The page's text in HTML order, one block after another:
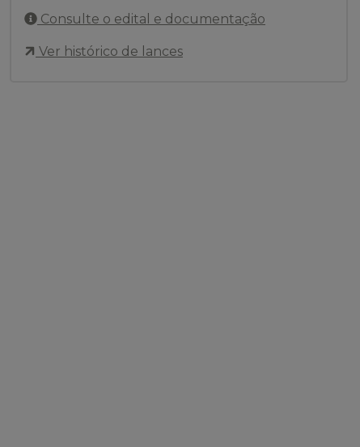
Consulte o edital e documentação
Ver histórico de lances